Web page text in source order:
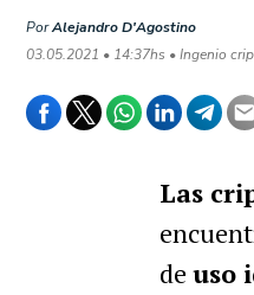
PorAlejandro D'Agostino
03.05.2021 • 14:37hs • Ingenio
Las
de uso